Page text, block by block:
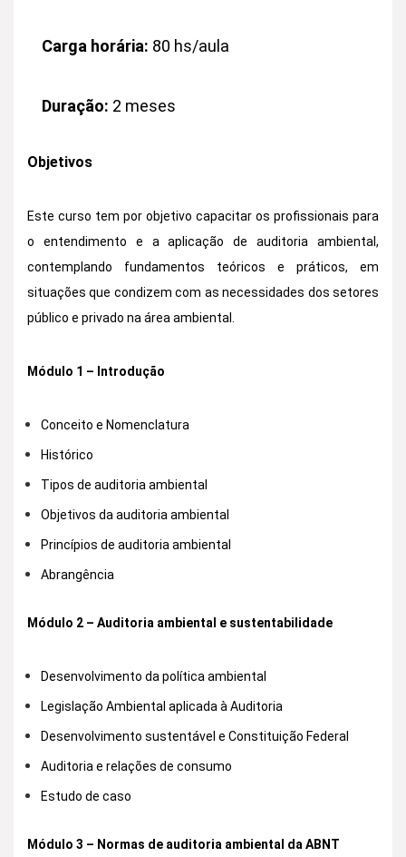
Carga horária: 80 hs/aula
Duração: 2 meses
Objetivos
Este curso tem por objetivo capacitar os profissionais para
o entendimento e a aplicação de auditoria ambiental,
contemplando fundamentos teóricos e práticos, em
situações que condizem com as necessidades dos setores
público e privado na área ambiental.
Módulo 1 – Introdução
Conceito e Nomenclatura
Histórico
Tipos de auditoria ambiental
Objetivos da auditoria ambiental
Princípios de auditoria ambiental
Abrangência
Módulo 2 – Auditoria ambiental e sustentabilidade
Desenvolvimento da política ambiental
Legislação Ambiental aplicada à Auditoria
Desenvolvimento sustentável e Constituição Federal
Auditoria e relações de consumo
Estudo de caso
Módulo 3 – Normas de auditoria ambiental da ABNT